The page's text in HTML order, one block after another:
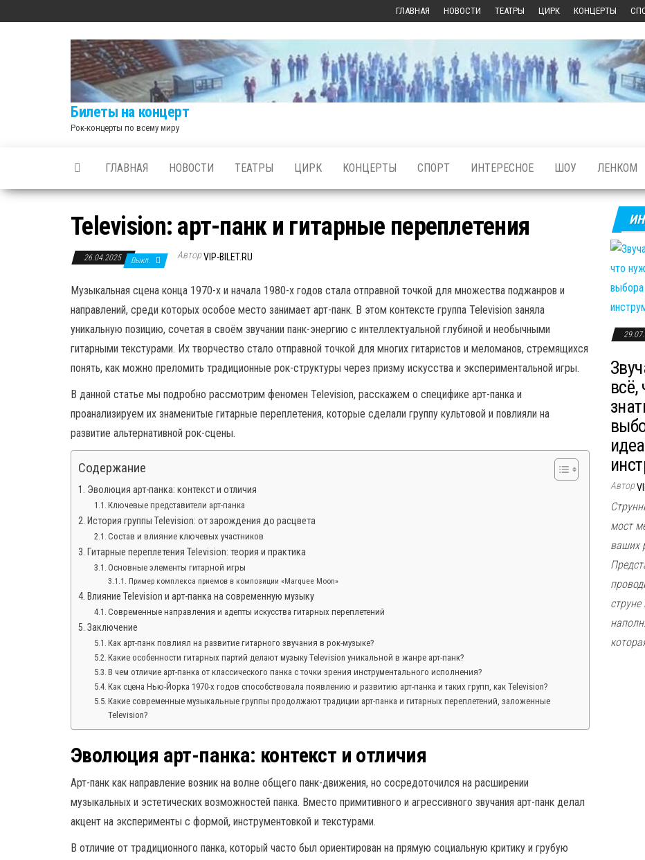
ГЛАВНАЯ НОВОСТИ ТЕАТРЫ ЦИРК КОНЦЕРТЫ
Билеты на концерт
Рок-концерты по всему миру
ГЛАВНАЯ НОВОСТИ ТЕАТРЫ ЦИРК КОНЦЕРТЫ СПОРТ ИНТЕРЕСНОЕ ШОУ ЛЕНКОМ
Television: арт-панк и гитарные переплетения
26.04.2025 Выкл. АвторVIP-BILET.RU
Музыкальная сцена конца 1970-х и начала 1980-х годов стала отправной точкой для множества поджанров и
направлений, среди которых особое место занимает арт-панк. В этом контексте группа Television заняла
уникальную позицию, сочетая в своём звучании панк-энергию с интеллектуальной глубиной и необычными
гитарными текстурами. Их творчество стало отправной точкой для многих гитаристов и меломанов, стремящихся
понять, как можно преломить традиционные рок-структуры через призму искусства и экспериментальной игры.
В данной статье мы подробно рассмотрим феномен Television, расскажем о специфике арт-панка и
проанализируем их знаменитые гитарные переплетения, которые сделали группу культовой и повлияли на
развитие альтернативной рок-сцены.
Содержание
Эволюция арт-панка: контекст и отличия
Ключевые представители арт-панка
История группы Television: от зарождения до расцвета
Состав и влияние ключевых участников
Гитарные переплетения Television: теория и практика
Основные элементы гитарной игры
Пример комплекса приемов в композиции «Marquee Moon»
Влияние Television и арт-панка на современную музыку
Современные направления и адепты искусства гитарных переплетений
Заключение
Как арт-панк повлиял на развитие гитарного звучания в рок-музыке?
Какие особенности гитарных партий делают музыку Television уникальной в жанре арт-панк?
В чем отличие арт-панка от классического панка с точки зрения инструментального исполнения?
Как сцена Нью-Йорка 1970-х годов способствовала появлению и развитию арт-панка и таких групп, как Television?
Какие современные музыкальные группы продолжают традиции арт-панка и гитарных переплетений, заложенные
Television?
Эволюция арт-панка: контекст и отличия
Арт-панк как направление возник на волне общего панк-движения, но сосредоточился на расширении
музыкальных и эстетических возможностей панка. Вместо примитивного и агрессивного звучания арт-панк делал
акцент на эксперименты с формой, инструментовкой и текстурами.
В отличие от традиционного панка, который часто был ориентирован на прямую социальную критику и грубую
всё,
Автор
мост
ваших
струне